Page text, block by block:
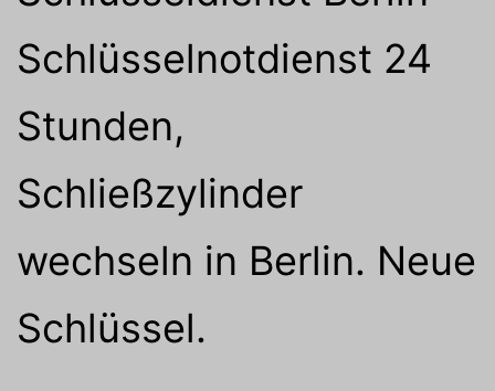
Schlüsselnotdienst 24
Stunden,
Schließzylinder
wechseln in Berlin. Neue
Schlüssel.